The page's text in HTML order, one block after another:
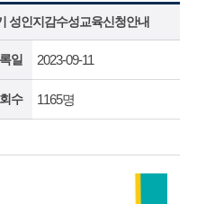
성인지감수성교육신청안내
일 2023-09-11
수 1165명